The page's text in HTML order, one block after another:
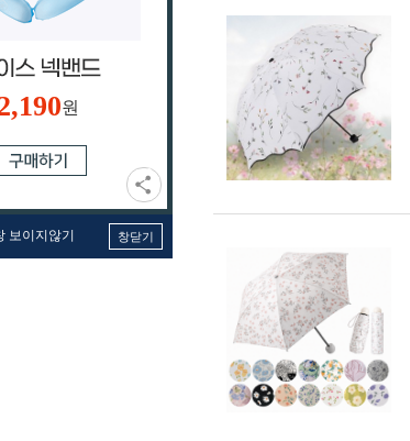
원
보이지않기 창닫기